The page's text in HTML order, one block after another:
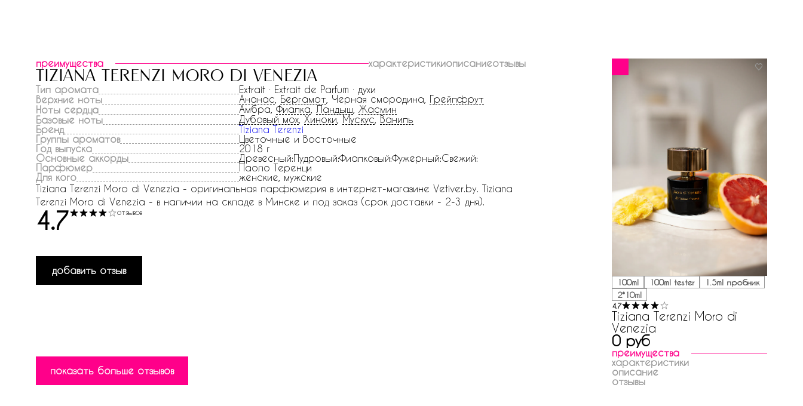
преимущества характеристикиописаниеотзывы
tiziana terenzi moro di venezia
Тип аромата
Extrait · Extrait de Parfum · духи
Верхние ноты
Ананас Бергамот , Черная смородина, Грейпфрут
Ноты сердца
Амбра, Фиалка Ландыш Жасмин
Базовые ноты
Дубовый мох Хиноки Мускус Ваниль
Бренд
Tiziana Terenzi
Группы ароматов
Цветочные и Восточные
Год выпуска
2018 г
Основные аккорды
Древесный:Пудровый:Фиалковый:Фужерный:Свежий:
Парфюмер
Паоло Теренци
Для кого
женские, мужские
Tiziana Terenzi Moro di Venezia - оригинальная парфюмерия в интернет-магазине Vetiver.by. Tiziana
Terenzi Moro di Venezia - в наличии на складе в Минске и под заказ (срок доставки - 2-3 дня).
4.7 отзывов
добавить отзыв
показать больше отзывов
100ml 100ml tester
1.5ml пробник
2*10ml
4.7
Tiziana Terenzi Moro di
Venezia
0 руб
преимущества
характеристики
описание
отзывы